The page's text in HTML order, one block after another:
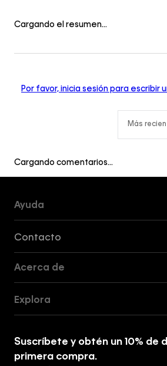
Cargando el resumen…
Por favor, inicia sesión para escribir
Más
Cargando comentarios…
Ayuda
Contacto
Acerca de
Tiendas
Explora
Suscríbete y obtén un 10% de
primera compra.